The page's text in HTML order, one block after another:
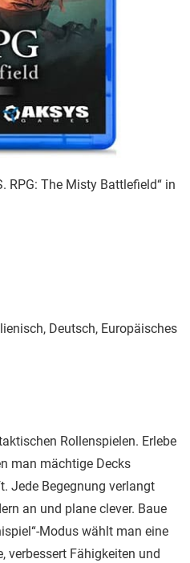
RPG: The Misty Battlefield“ in
Deutsch, Europäisches
Rollenspielen. Erlebe
man mächtige Decks
Jede Begegnung verlangt
an und plane clever. Baue
Modus wählt man eine
verbessert Fähigkeiten und